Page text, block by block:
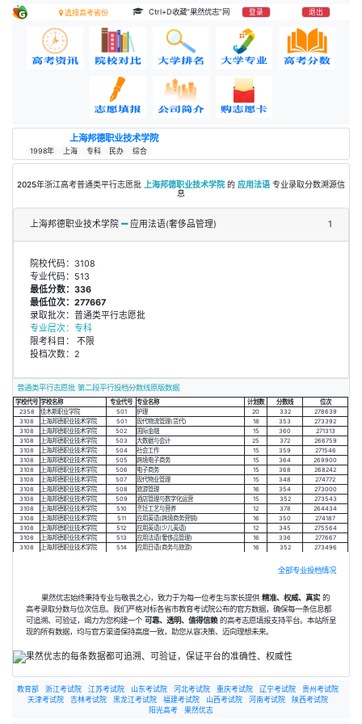
选择高考省份 Ctrl+D收藏“果然优志”网 登录 退出
上海邦德职业技术学院
1998年 上海 专科 民办 综合
2025年浙江高考普通类平行志愿批 上海邦德职业技术学院 的 应用法语 专业录取分数溯源信
息
上海邦德职业技术学院 应用法语(奢侈品管理) 1
院校代码：3108
专业代码：513
最低分数：336
最低位次：277667
录取批次：普通类平行志愿批
专业层次：专科
限考科目： 不限
投档次数：2
普通类平行志愿批 第二段平行投档分数线原版数据
学校代号 学校名称 专业代号 专业名称 计划数 分数线
位次
2358
佳木斯职业学院 501 护理 20 332
278639
3108
上海邦德职业技术学院 501 现代物流管理(货代) 18 353
273392
3108
上海邦德职业技术学院 502 国际金融 15 360
271313
3108
上海邦德职业技术学院 503 大数据与会计 25 372
266759
3108
上海邦德职业技术学院 504 社会工作 15 359
271546
3108
上海邦德职业技术学院 505 跨境电子商务 15 364
269900
3108
上海邦德职业技术学院 506 电子商务 15 368
268242
3108
上海邦德职业技术学院 507 现代物业管理 15 348
274772
3108
上海邦德职业技术学院 508 旅游管理 16 354
273000
3108
上海邦德职业技术学院 509 酒店管理与数字化运营 15 352
273543
3108
上海邦德职业技术学院 510 烹饪工艺与营养 12 378
264434
3108
上海邦德职业技术学院 511 应用英语(跨境商务营销) 16 350
274187
3108
上海邦德职业技术学院 512 应用英语(少儿英语) 12 345
275564
3108
上海邦德职业技术学院 513 应用法语(奢侈品管理) 16 336
277667
3108
上海邦德职业技术学院 514 应用日语(商务与旅游) 16 352 273496
全部专业投档情况
果然优志始终秉持专业与敬畏之心，致力于为每一位考生与家长提供 精准、权威、真实的
高考录取分数与位次信息。我们严格对标各省市教育考试院公布的官方数据，确保每一条信息都
可追溯、可验证，竭力为您构建一个 可靠、透明、值得信赖 的高考志愿填报支持平台。本站所呈
现的所有数据，均与官方渠道保持高度一致，助您从容决策、迈向理想未来。
教育部 浙江考试院 江苏考试院 山东考试院 河北考试院 重庆考试院 辽宁考试院
贵州考试院
天津考试院
吉林考试院 黑龙江考试院 福建考试院 山西考试院 河南考试院
陕西考试院
阳光高考
果然优志